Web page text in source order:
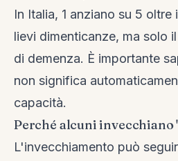
In Italia, 1 anziano su 5 oltre
lievi dimenticanze, ma solo
di demenza. È importante
non significa
capacità.
Perché alcuni invecchiano
L'invecchiamento può